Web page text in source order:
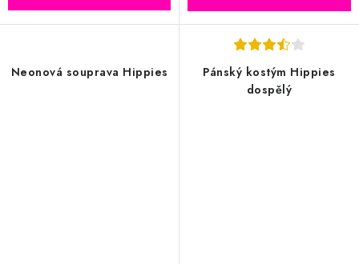
Neonová souprava Hippies
Pánský kostým Hippies
dospělý